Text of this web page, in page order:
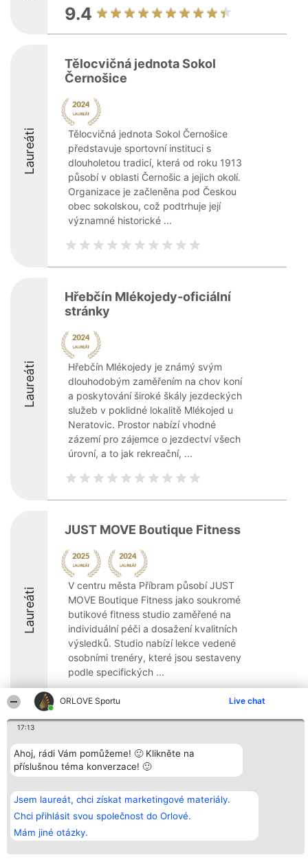
ORLOVE Sportu Live chat
17:13
Ahoj, rádi Vám pomůžeme! 🙂 Klikněte na
příslušnou téma konverzace! 🙂
Jsem laureát, chci získat marketingové materiály.
Chci přihlásit svou společnost do Orlové.
Mám jiné otázky.
9.4
Laureáti
Tělocvičná jednota Sokol
Černošice
Tělocvičná jednota Sokol Černošice
představuje sportovní instituci s
dlouholetou tradicí, která od roku 1913
působí v oblasti Černošic a jejich okolí.
Organizace je začleněna pod Českou
obec sokolskou, což podtrhuje její
významné historické ...
Laureáti
Hřebčín Mlékojedy-oficiální
stránky
Hřebčín Mlékojedy je známý svým
dlouhodobým zaměřením na chov koní
a poskytování široké škály jezdeckých
služeb v poklidné lokalitě Mlékojed u
Neratovic. Prostor nabízí vhodné
zázemí pro zájemce o jezdectví všech
úrovní, a to jak rekreační, ...
Laureáti
JUST MOVE Boutique Fitness
V centru města Příbram působí JUST
MOVE Boutique Fitness jako soukromé
butikové fitness studio zaměřené na
individuální péči a dosažení kvalitních
výsledků. Studio nabízí lekce vedené
osobními trenéry, které jsou sestaveny
podle specifických ...
8.5
Organizátor hlasování
Bright Side Solutions sp. z o.
o. sp. k.
ul. Ruska 22
KRS 0000749100 | Regon
381313360 | NIP 8943132676
Plebiscyt
Vítězové
Seznam všech
laureátů
Pravidla
ochrany
Kontakt